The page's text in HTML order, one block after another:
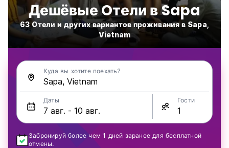
Дешёвые Oтели в Sapa
63 Oтели и других вариантов проживания в Sapa,
Vietnam
Куда вы хотите поехать?
Даты Гости
Забронируй более чем 1 дней заранее для бесплатной
отмены.